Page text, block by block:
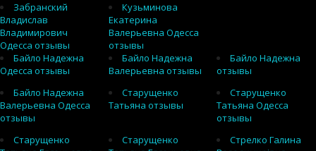
Забранский
Владислав
Владимирович
Одесса отзывы
Кузьминова
Екатерина
Валерьевна Одесса
отзывы
Байло Надежна
Одесса отзывы
Байло Надежна
Валерьевна отзывы
Байло Надежна
отзывы
Байло Надежна
Валерьевна Одесса
отзывы
Старущенко
Татьяна отзывы
Старущенко
Татьяна Одесса
отзывы
Старущенко
Старущенко
Стрелко Галина